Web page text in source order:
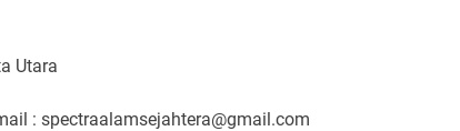
Utara
: spectraalamsejahtera@gmail.com